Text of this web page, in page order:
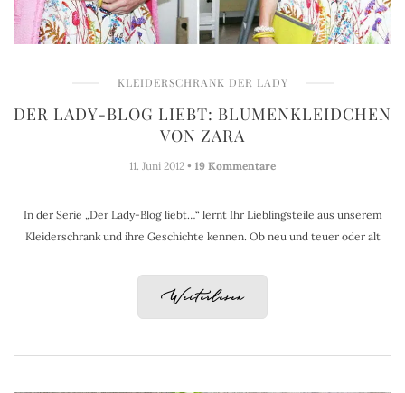
KLEIDERSCHRANK DER LADY
DER LADY-BLOG LIEBT: BLUMENKLEIDCHEN
VON ZARA
11. Juni 2012 • 19 Kommentare
In der Serie „Der Lady-Blog liebt…“ lernt Ihr Lieblingsteile aus unserem
Kleiderschrank und ihre Geschichte kennen. Ob neu und teuer oder alt
Weiterlesen